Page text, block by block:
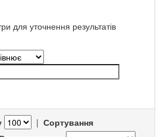
для уточнення результатів
| Сортування